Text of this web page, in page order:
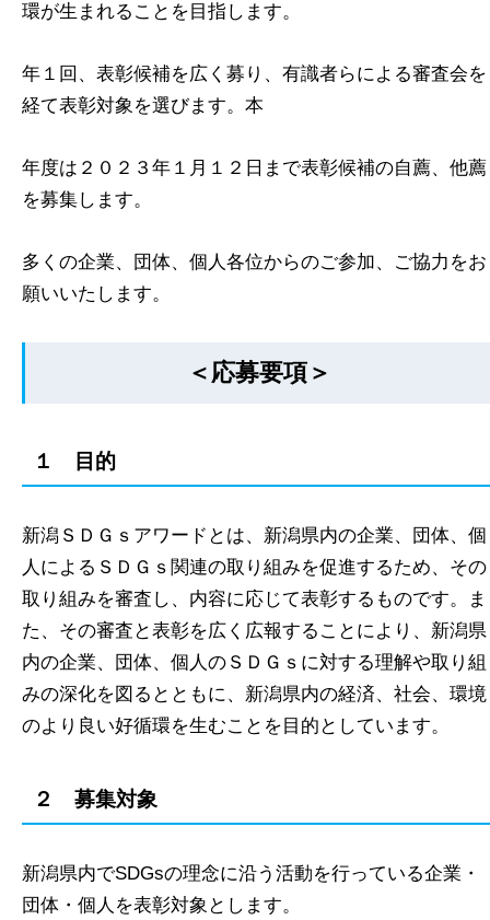
環が生まれることを目指します。
年１回、表彰候補を広く募り、有識者らによる審査会を
経て表彰対象を選びます。本
年度は２０２３年１月１２日まで表彰候補の自薦、他薦
を募集します。
多くの企業、団体、個人各位からのご参加、ご協力をお
願いいたします。
＜応募要項＞
１ 目的
新潟ＳＤＧｓアワードとは、新潟県内の企業、団体、個
人によるＳＤＧｓ関連の取り組みを促進するため、その
取り組みを審査し、内容に応じて表彰するものです。ま
た、その審査と表彰を広く広報することにより、新潟県
内の企業、団体、個人のＳＤＧｓに対する理解や取り組
みの深化を図るとともに、新潟県内の経済、社会、環境
のより良い好循環を生むことを目的としています。
２ 募集対象
新潟県内でSDGsの理念に沿う活動を行っている企業・
団体・個人を表彰対象とします。